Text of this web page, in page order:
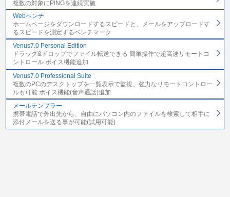
複数の対象にPINGを連続実施
Webベンチ
ホームページをダウンロードするスピードと、メールをアップロードす
るスピードを測定するベンチマーク
Venus7.0 Personal Edition
ドラッグ&ドロップでファイル転送できる 簡単操作で超高速リモートコ
ントロール ボイス機能追加
Venus7.0 Professional Suite
複数のPCのデスクトップを一覧表示で監視、強力なリモートコントロー
ルも可能 ボイス機能(音声通話)追加
メールテンプラー
携帯電話で外出先から、自由にパソコン内のファイルを検索して相手に
添付メールを送る事が可能(試用可能)